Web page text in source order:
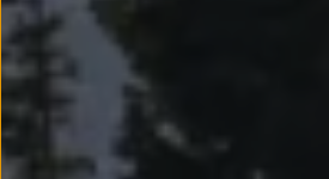
Recambios Volkswagen
Accesorios y merchandising
Transporte